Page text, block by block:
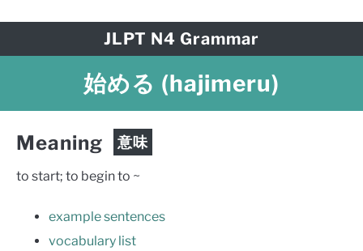
JLPT N4 Grammar
始める (hajimeru)
Meaning 意味
to start; to begin to ~
example sentences
vocabulary list